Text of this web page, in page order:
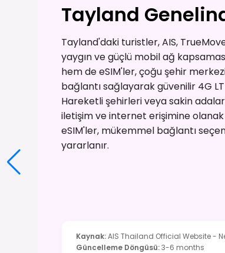
Tayland
Tayland'daki turistler, AIS,
yaygın ve güçlü mobil ağ
hem de eSIM'ler, çoğu şehir
bağlantı sağlayarak güvenilir 4G
Hareketli şehirleri veya sakin
iletişim ve internet erişimine
eSIM'ler, mükemmel bağlantı
yararlanır.
Kaynak:AIS Thailand Official Website -
Güncelleme Döngüsü:3-6 months